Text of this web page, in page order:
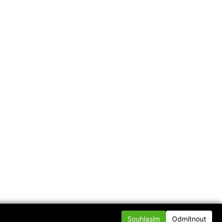
Souhlasím Odmítnout